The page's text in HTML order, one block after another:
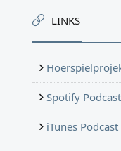
LINKS
Spotify Podcast
iTunes Podcast